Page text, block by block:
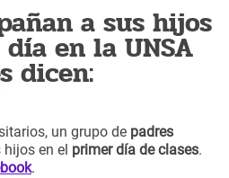
a sus hijos
en la UNSA
dicen:
un grupo de padres
en el primer día de clases.
.